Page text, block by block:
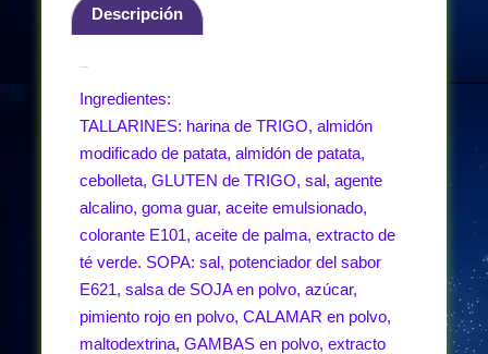
Descripción
Ingredientes:
TALLARINES: harina de TRIGO, almidón
modificado de patata, almidón de patata,
cebolleta, GLUTEN de TRIGO, sal, agente
alcalino, goma guar, aceite emulsionado,
colorante E101, aceite de palma, extracto de
té verde. SOPA: sal, potenciador del sabor
E621, salsa de SOJA en polvo, azúcar,
pimiento rojo en polvo, CALAMAR en polvo,
maltodextrina, GAMBAS en polvo, extracto